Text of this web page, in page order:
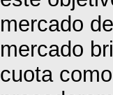
mercado
mercado
cuota